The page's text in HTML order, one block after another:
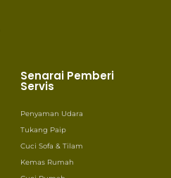
Senarai Pemberi
Servis
Penyaman Udara
Tukang Paip
Cuci Sofa & Tilam
Kemas Rumah